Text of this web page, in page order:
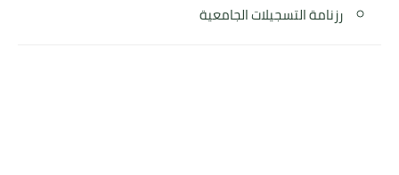
رزنامة التسجيلات الجامعية